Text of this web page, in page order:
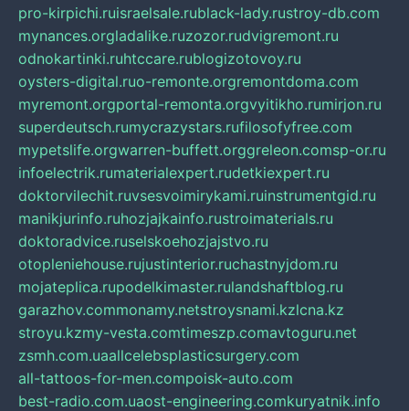
pro-kirpichi.ruisraelsale.rublack-lady.rustroy-db.com
mynances.orgladalike.ruzozor.rudvigremont.ru
odnokartinki.ruhtccare.rublogizotovoy.ru
oysters-digital.ruo-remonte.orgremontdoma.com
myremont.orgportal-remonta.orgvyitikho.rumirjon.ru
superdeutsch.rumycrazystars.rufilosofyfree.com
mypetslife.orgwarren-buffett.orggreleon.comsp-or.ru
infoelectrik.rumaterialexpert.rudetkiexpert.ru
doktorvilechit.ruvsesvoimirykami.ruinstrumentgid.ru
manikjurinfo.ruhozjajkainfo.rustroimaterials.ru
doktoradvice.ruselskoehozjajstvo.ru
otopleniehouse.rujustinterior.ruchastnyjdom.ru
mojateplica.rupodelkimaster.rulandshaftblog.ru
garazhov.commonamy.netstroysnami.kzlcna.kz
stroyu.kzmy-vesta.comtimeszp.comavtoguru.net
zsmh.com.uaallcelebsplasticsurgery.com
all-tattoos-for-men.compoisk-auto.com
best-radio.com.uaost-engineering.comkuryatnik.info